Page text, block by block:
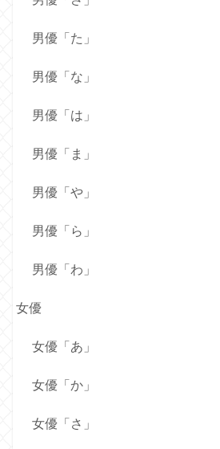
男優「た」
男優「な」
男優「は」
男優「ま」
男優「や」
男優「ら」
男優「わ」
女優
女優「あ」
女優「か」
女優「さ」